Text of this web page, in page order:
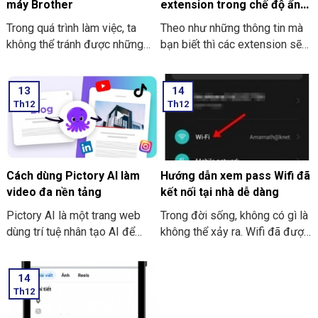
máy Brother
Trong quá trình làm việc, ta
không thể tránh được những
Sẽ có lúc bạn lỡ tay nhấn in
nhầm, nhấn nhầm file hay là lỡ
tay nhấn chọn in ra nhiều bản
hơn. Các thao tác hủy lệnh in ở
máy Brother là hủy, không cần
in thêm tài liệu tiếp nữa. Và
việc thực hiện hủy lệnh in là
điều tốt nhất nhằm tránh sự
lãng phí thời gian.
extension trong chế độ ẩn
danh ở Google Chrome
Theo như những thông tin mà
bạn biết thì các extension sẽ
tab ẩn danh ở trên Google
Chrome. Trong bài viết này
THIÊN SƠN COMPUTER sẽ
chỉ cho bạn cách kích hoạt
extension nhé.
13
Th12
Cách dùng Pictory AI làm
video đa nền tảng
Pictory AI là một trang web
dùng trí tuệ nhân tạo AI để
người sử dụng. Bạn có thể tiến
hành thực hiện làm video cho
những nền tảng bằng các
đoạn text đơn giản và đi kèm
14
Th12
Hướng dẫn xem pass Wifi đã
kết nối tại nhà dễ dàng
Trong đời sống, không có gì là
không thể xảy ra. Wifi đã được
14
Th12